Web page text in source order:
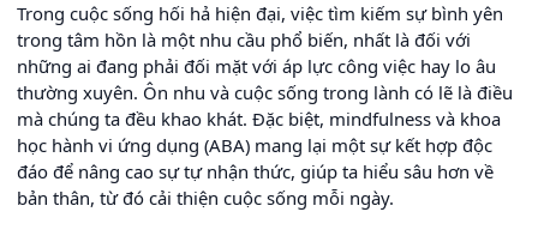
Trong cuộc sống hối hả hiện đại, việc tìm kiếm sự bình yên
trong tâm hồn là một nhu cầu phổ biến, nhất là đối với
những ai đang phải đối mặt với áp lực công việc hay lo âu
thường xuyên. Ôn nhu và cuộc sống trong lành có lẽ là điều
mà chúng ta đều khao khát. Đặc biệt, mindfulness và khoa
học hành vi ứng dụng (ABA) mang lại một sự kết hợp độc
đáo để nâng cao sự tự nhận thức, giúp ta hiểu sâu hơn về
bản thân, từ đó cải thiện cuộc sống mỗi ngày.